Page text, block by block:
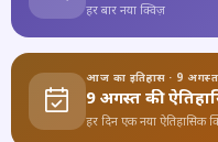
हर बार नया क्विज़
आज का इतिहास · 9 अगस्त
9 अगस्त की
हर दिन एक नया ऐतिहासिक